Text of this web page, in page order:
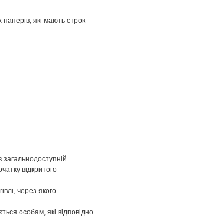
які мають строк
загальнодоступній
відкритого
через якого
особам, які відповідно